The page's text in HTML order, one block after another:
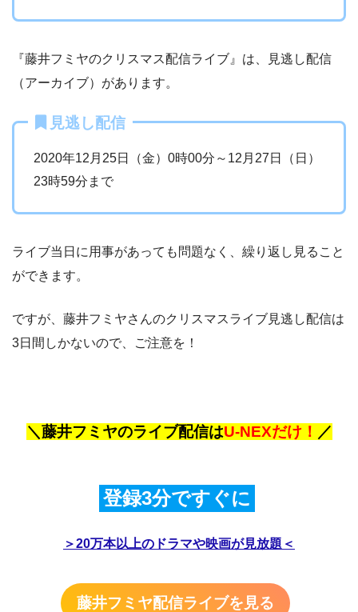
『藤井フミヤのクリスマス配信ライブ』は、見逃し配信
（アーカイブ）があります。
見逃し配信
2020年12月25日（金）0時00分～12月27日（日）
23時59分まで
ライブ当日に用事があっても問題なく、繰り返し見ること
ができます。
ですが、藤井フミヤさんのクリスマスライブ見逃し配信は
3日間しかないので、ご注意を！
＼藤井フミヤのライブ配信はU-NEXだけ！ ／
登録3分ですぐに
＞20万本以上のドラマや映画が見放題＜
藤井フミヤ配信ライブを見る